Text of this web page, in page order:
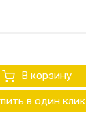
В корзину
в один клик